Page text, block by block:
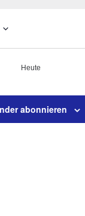
Heute
abonnieren